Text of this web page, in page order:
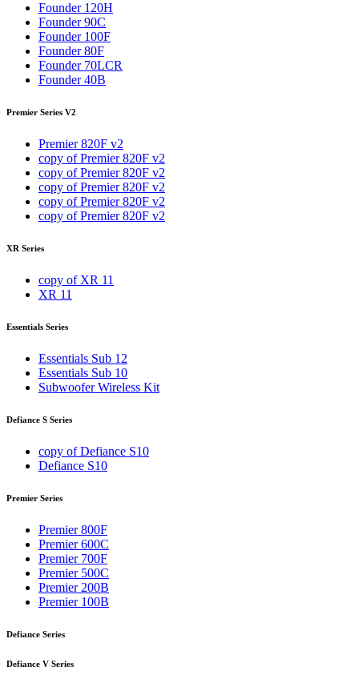
Founder 120H
Founder 90C
Founder 100F
Founder 80F
Founder 70LCR
Founder 40B
Premier Series V2
Premier 820F v2
copy of Premier 820F v2
copy of Premier 820F v2
copy of Premier 820F v2
copy of Premier 820F v2
copy of Premier 820F v2
XR Series
copy of XR 11
XR 11
Essentials Series
Essentials Sub 12
Essentials Sub 10
Subwoofer Wireless Kit
Defiance S Series
copy of Defiance S10
Defiance S10
Premier Series
Premier 800F
Premier 600C
Premier 700F
Premier 500C
Premier 200B
Premier 100B
Defiance Series
Defiance V Series